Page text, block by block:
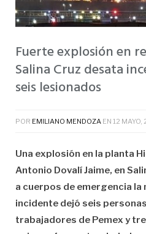
Fuerte explosión en
Salina Cruz desata
seis lesionados
POR EMILIANO MENDOZA EN 12 MAYO,
Una explosión en la planta
Antonio Dovalí Jaime, en
a cuerpos de emergencia la
incidente dejó seis
trabajadores de Pemex y